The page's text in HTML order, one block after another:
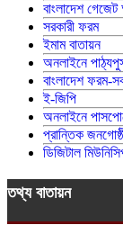
বাংলাদেশ
সরকারী ফরম
ইমাম বাতায়ন
অনলাইনে
বাংলাদেশ ফরম-
ই-জিপি
অনলাইনে
প্রান্তিক
ডিজিটাল
তথ্য বাতায়ন